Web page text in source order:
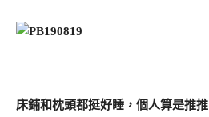
床鋪和枕頭都挺好睡，個人算是推推